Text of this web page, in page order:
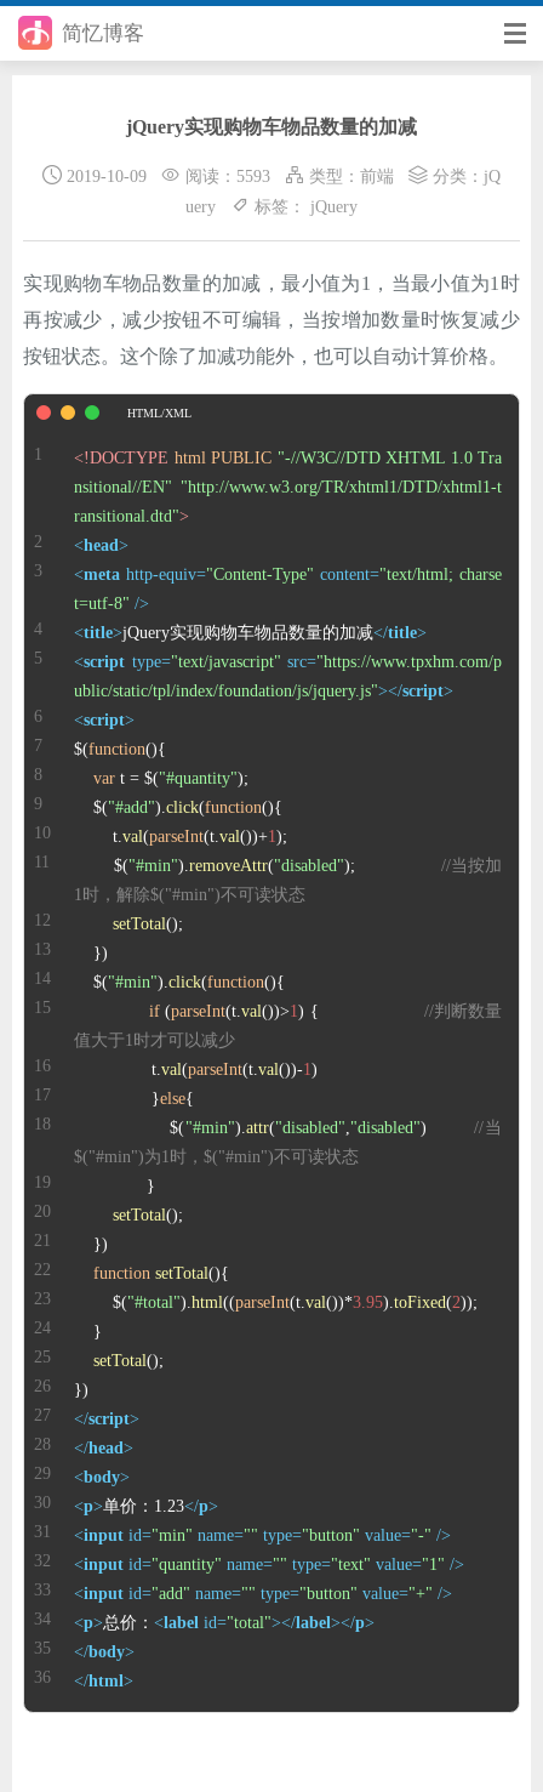
简忆博客
手册
日记
其它
在线工具
优秀个人博客
ChatGPT
登录
jQuery实现购物车物品数量的加减
2019-10-09 阅读：5593 类型： 前端 分类： jQ
uery
标签： jQuery
实现购物车物品数量的加减，最小值为1，当最小值为1时
再按减少，减少按钮不可编辑，当按增加数量时恢复减少
按钮状态。这个除了加减功能外，也可以自动计算价格。
<!DOCTYPE html PUBLIC "-//W3C//DTD XHTML 1.0 Tra
nsitional//EN" "http://www.w3.org/TR/xhtml1/DTD/xhtml1-t
ransitional.dtd">
<head>
<meta http-equiv="Content-Type" content="text/html; charse
t=utf-8" />
<title>jQuery实现购物车物品数量的加减</title>
<script type="text/javascript" src="https://www.tpxhm.com/p
ublic/static/tpl/index/foundation/js/jquery.js"></script>
<script>
$(function(
var t = $("#quantity"
    $(
"#add"). click(function(
        t.
val(parseInt(t. val())+1
        $(
"#min").removeAttr("disabled"); //当按加
1时，解除$("#min")不可读状态
setTotal
    $(
"#min"). click(function(
if (parseInt(t.val())>1) { //判断数量
值大于1时才可以减少
                t.
val(parseInt(t. val())-1
                }
else
                $(
"#min"). attr("disabled" "disabled") //当
$("#min")为1时，$("#min")不可读状态
setTotal
function setTotal(
        $(
"#total"). html((parseInt(t. val())*3.95). toFixed(2
setTotal
</script>
</head>
<body>
<p>单价：1.23</p>
<input id="min" name="" type="button" value="-" />
<input id="quantity" name="" type="text" value="1" />
<input id="add" name="" type="button" value="+" />
<p>总价： <label id="total"></label></p>
</body>
</html>